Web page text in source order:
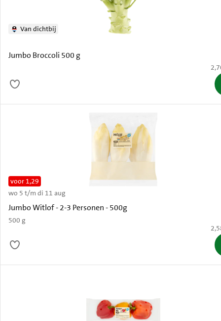
Jumbo Broccoli 500 g
Van dichtbij
€
Jumbo Witlof - 2-3 Personen - 500g
500 g
voor 1,29
wo 5 t/m di 11 aug
€